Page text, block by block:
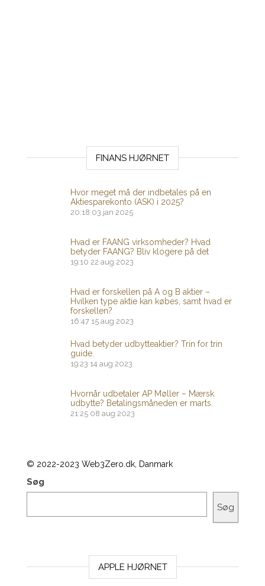
FINANS HJØRNET
Hvor meget må der indbetales på en
Aktiesparekonto (ASK) i 2025?
20:18 03 jan 2025
Hvad er FAANG virksomheder? Hvad
betyder FAANG? Bliv klogere på det
19:10 22 aug 2023
Hvad er forskellen på A og B aktier –
Hvilken type aktie kan købes, samt hvad er
forskellen?
16:47 15 aug 2023
Hvad betyder udbytteaktier? Trin for trin
guide.
19:23 14 aug 2023
Hvornår udbetaler AP Møller – Mærsk
udbytte? Betalingsmåneden er marts.
21:25 08 aug 2023
© 2022-2023 Web3Zero.dk, Danmark
Søg
Søg
APPLE HJØRNET